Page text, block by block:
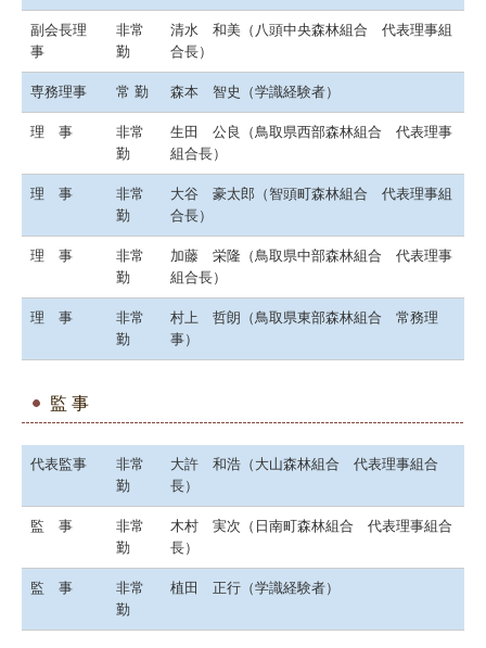
副会長理
事
非常
勤
清水 和美（八頭中央森林組合 代表理事組
合長）
専務理事 常 勤 森本 智史（学識経験者）
理 事
非常
勤
生田 公良（鳥取県西部森林組合 代表理事
組合長）
理 事
非常
勤
大谷 豪太郎（智頭町森林組合 代表理事組
合長）
理 事
非常
勤
加藤 栄隆（鳥取県中部森林組合 代表理事
組合長）
理 事
非常
勤
村上 哲朗（鳥取県東部森林組合 常務理
事）
監 事
代表監事
非常
勤
大許 和浩（大山森林組合 代表理事組合
長）
監 事
非常
勤
木村 実次（日南町森林組合 代表理事組合
長）
監 事
非常
勤
植田 正行（学識経験者）